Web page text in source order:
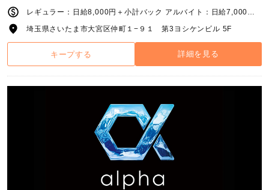
レギュラー：日給8,000円＋小計バック アルバイト：日給7,000円＋小計バック
埼玉県さいたま市大宮区仲町１−９１ 第3ヨシケンビル 5F
キープする 詳細を見る